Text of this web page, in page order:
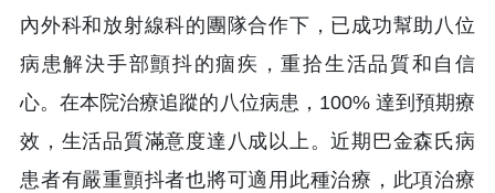
內外科和放射線科的團隊合作下，已成功幫助八位
病患解決手部顫抖的痼疾，重拾生活品質和自信
心。在本院治療追蹤的八位病患，100% 達到預期療
效，生活品質滿意度達八成以上。近期巴金森氏病
患者有嚴重顫抖者也將可適用此種治療，此項治療